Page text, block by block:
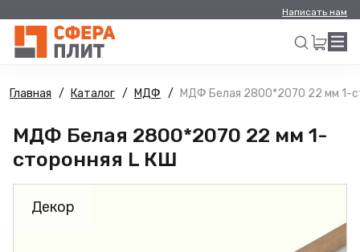
Написать нам
Искать
Главная Каталог МДФ МДФ Белая 2800*2070 22 мм 1-
МДФ Белая 2800*2070 22 мм 1-
сторонняя L КШ
Декор